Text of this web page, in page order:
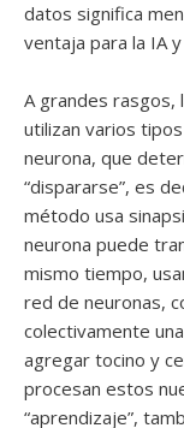
datos significa
ventaja para la IA
A grandes rasgos,
utilizan varios
neurona, que
“dispararse”, es
método usa
neurona puede
mismo tiempo,
red de neuronas,
colectivamente
agregar tocino y
procesan estos
“aprendizaje”,